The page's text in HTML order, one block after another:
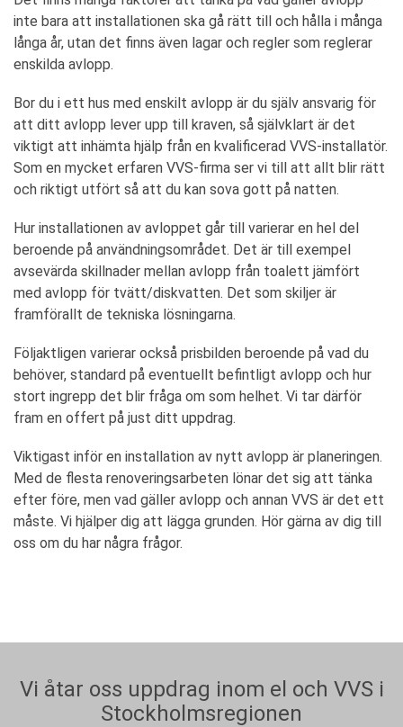
inte bara att installationen ska gå rätt till och hålla i många
långa år, utan det finns även lagar och regler som reglerar
enskilda avlopp.
Bor du i ett hus med enskilt avlopp är du själv ansvarig för
att ditt avlopp lever upp till kraven, så självklart är det
viktigt att inhämta hjälp från en kvalificerad VVS-installatör.
Som en mycket erfaren VVS-firma ser vi till att allt blir rätt
och riktigt utfört så att du kan sova gott på natten.
Hur installationen av avloppet går till varierar en hel del
beroende på användningsområdet. Det är till exempel
avsevärda skillnader mellan avlopp från toalett jämfört
med avlopp för tvätt/diskvatten. Det som skiljer är
framförallt de tekniska lösningarna.
Följaktligen varierar också prisbilden beroende på vad du
behöver, standard på eventuellt befintligt avlopp och hur
stort ingrepp det blir fråga om som helhet. Vi tar därför
fram en offert på just ditt uppdrag.
Viktigast inför en installation av nytt avlopp är planeringen.
Med de flesta renoveringsarbeten lönar det sig att tänka
efter före, men vad gäller avlopp och annan VVS är det ett
måste. Vi hjälper dig att lägga grunden. Hör gärna av dig till
oss om du har några frågor.
Vi åtar oss uppdrag inom el och VVS i
Stockholmsregionen